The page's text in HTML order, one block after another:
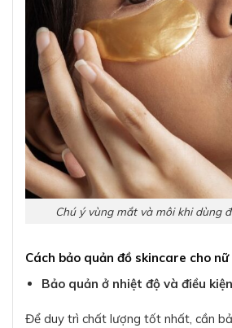
Chú ý vùng mắt và môi khi dùng
Cách bảo quản đồ skincare cho nữ
Bảo quản ở nhiệt độ và điều
Để duy trì chất lượng tốt nhất, cần